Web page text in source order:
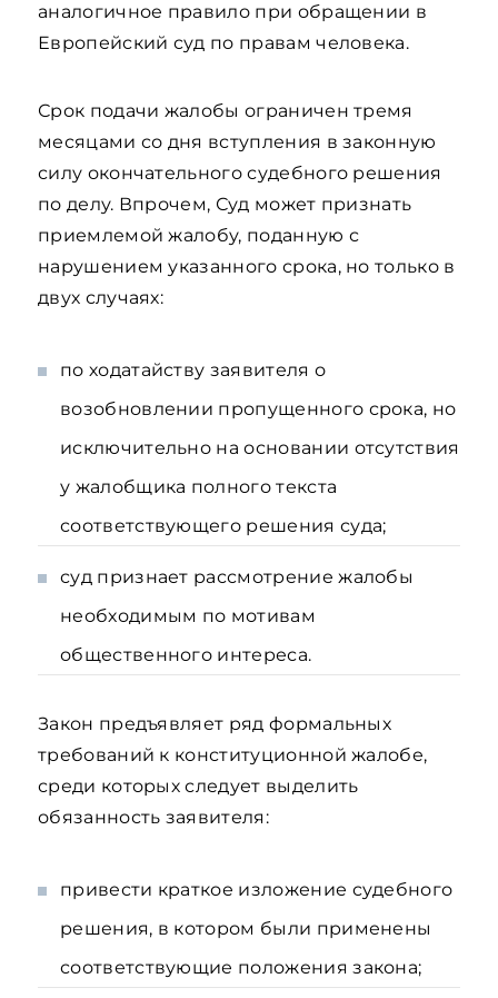
аналогичное правило при обращении в
Европейский суд по правам человека.
Срок подачи жалобы ограничен тремя
месяцами со дня вступления в законную
силу окончательного судебного решения
по делу. Впрочем, Суд может признать
приемлемой жалобу, поданную с
нарушением указанного срока, но только в
двух случаях:
по ходатайству заявителя о
возобновлении пропущенного срока, но
исключительно на основании отсутствия
у жалобщика полного текста
соответствующего решения суда;
суд признает рассмотрение жалобы
необходимым по мотивам
общественного интереса.
Закон предъявляет ряд формальных
требований к конституционной жалобе,
среди которых следует выделить
обязанность заявителя:
привести краткое изложение судебного
решения, в котором были применены
соответствующие положения закона;